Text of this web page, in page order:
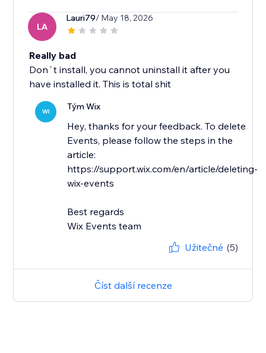
LA
Lauri79/ May 18, 2026
Really bad
Don´t install, you cannot uninstall it after you
have installed it. This is total shit
WI Tým Wix
Hey, thanks for your feedback. To delete
Events, please follow the steps in the
article:
https://support.wix.com/en/article/deleting-
wix-events
Best regards
Wix Events team
Užitečné (5)
Číst další recenze